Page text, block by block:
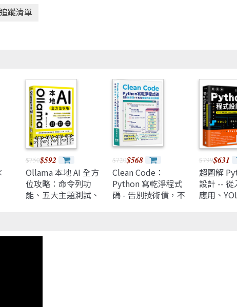
$750$592
Ollama 本地 AI 全方
位攻略：命令列功
能、五大主題測試、
$720$568
Clean Code：
Python 寫乾淨程式
碼 - 告別技術債，不
$799$631
超圖解
設計 -- 從
應用、